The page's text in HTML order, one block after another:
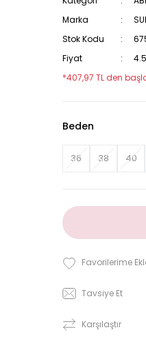
Marka
Stok Kodu
Fiyat
*407,97 TL den
Beden
36 38 40
Tavsiye Et
Karşılaştır